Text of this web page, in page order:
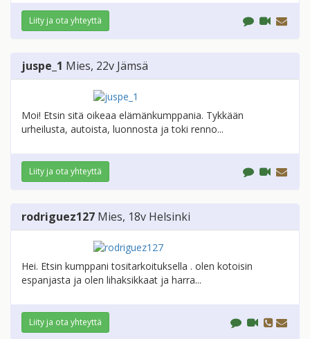
Liity ja ota yhteyttä
juspe_1 Mies, 22v Jämsä
Moi! Etsin sitä oikeaa elämänkumppania. Tykkään
urheilusta, autoista, luonnosta ja toki renno...
Liity ja ota yhteyttä
rodriguez127 Mies, 18v Helsinki
Hei. Etsin kumppani tositarkoituksella . olen kotoisin
espanjasta ja olen lihaksikkaat ja harra...
Liity ja ota yhteyttä